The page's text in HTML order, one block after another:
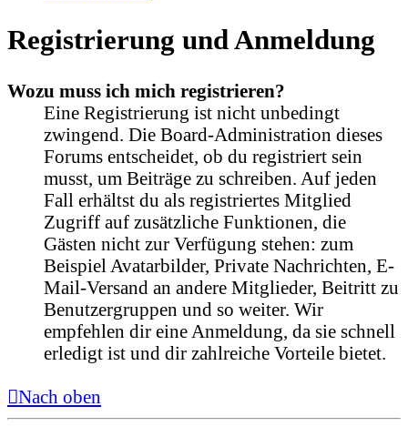
Registrierung und Anmeldung
Wozu muss ich mich registrieren?
Eine Registrierung ist nicht unbedingt
zwingend. Die Board-Administration dieses
Forums entscheidet, ob du registriert sein
musst, um Beiträge zu schreiben. Auf jeden
Fall erhältst du als registriertes Mitglied
Zugriff auf zusätzliche Funktionen, die
Gästen nicht zur Verfügung stehen: zum
Beispiel Avatarbilder, Private Nachrichten, E-
Mail-Versand an andere Mitglieder, Beitritt zu
Benutzergruppen und so weiter. Wir
empfehlen dir eine Anmeldung, da sie schnell
erledigt ist und dir zahlreiche Vorteile bietet.
Nach oben